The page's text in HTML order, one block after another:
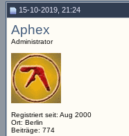
15-10-2019, 21:24
Aphex
Administrator
Registriert seit: Aug 2000
Ort: Berlin
Beiträge: 774